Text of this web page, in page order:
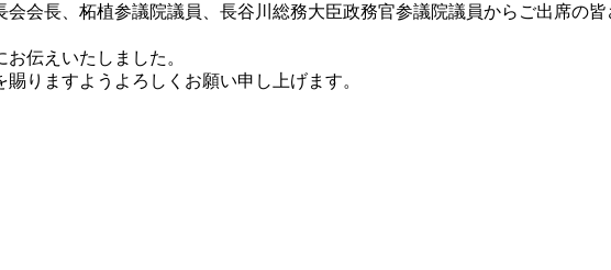
会長、柘植参議院議員、長谷川総務大臣政務官参議院議員からご出席の
伝えいたしました。
りますようよろしくお願い申し上げます。